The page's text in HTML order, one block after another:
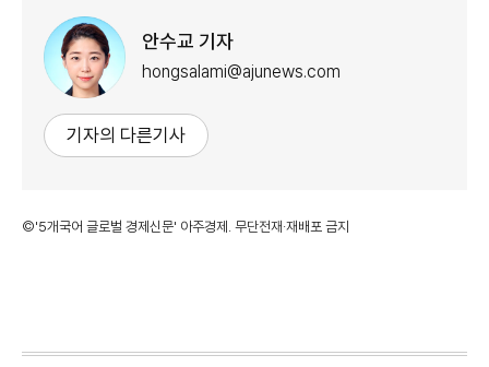
안수교 기자
hongsalami@ajunews.com
기자의 다른기사
©'5개국어 글로벌 경제신문' 아주경제. 무단전재·재배포 금지